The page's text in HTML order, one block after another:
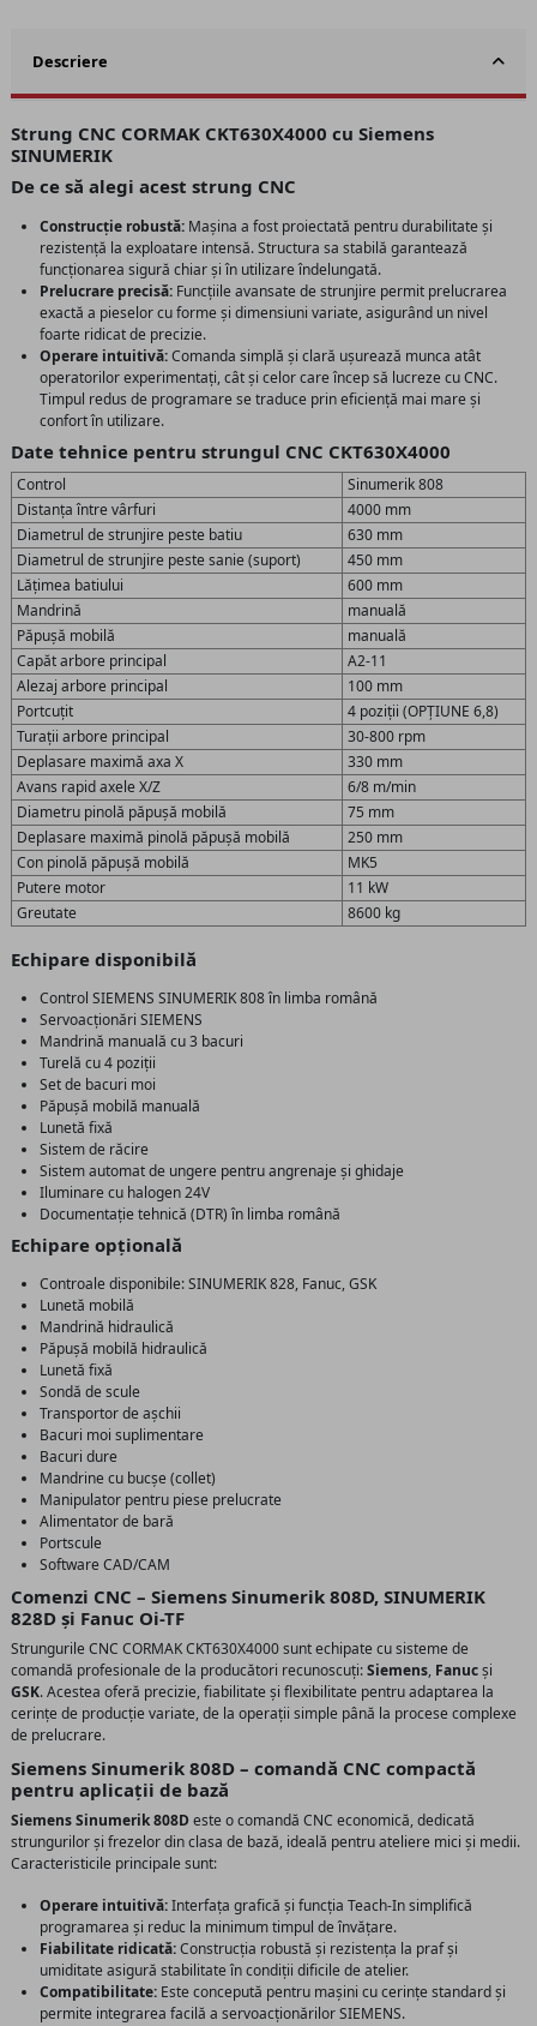
Descriere
Strung CNC CORMAK CKT630X4000 cu Siemens
SINUMERIK
De ce să alegi acest strung CNC
Construcție robustă: Mașina a fost proiectată pentru durabilitate și
rezistență la exploatare intensă. Structura sa stabilă garantează
funcționarea sigură chiar și în utilizare îndelungată.
Prelucrare precisă: Funcțiile avansate de strunjire permit prelucrarea
exactă a pieselor cu forme și dimensiuni variate, asigurând un nivel
foarte ridicat de precizie.
Operare intuitivă:Comanda simplă și clară ușurează munca atât
operatorilor experimentați, cât și celor care încep să lucreze cu CNC.
Timpul redus de programare se traduce prin eficiență mai mare și
confort în utilizare.
Date tehnice pentru strungul CNC CKT630X4000
Control
Sinumerik 808
Distanța între vârfuri
4000 mm
Diametrul de strunjire peste batiu
630 mm
Diametrul de strunjire peste sanie (suport)
450 mm
Lățimea batiului
600 mm
Mandrină
manuală
Păpușă mobilă
manuală
Capăt arbore principal
A2-11
Alezaj arbore principal
100 mm
Portcuțit
4 poziții (OPȚIUNE 6,8)
Turații arbore principal
30-800 rpm
Deplasare maximă axa X
330 mm
Avans rapid axele X/Z
6/8 m/min
Diametru pinolă păpușă mobilă
75 mm
Deplasare maximă pinolă păpușă mobilă
250 mm
Con pinolă păpușă mobilă
MK5
Putere motor
11 kW
Greutate
8600 kg
Echipare disponibilă
Control SIEMENS SINUMERIK 808 în limba română
Servoacționări SIEMENS
Mandrină manuală cu 3 bacuri
Turelă cu 4 poziții
Set de bacuri moi
Păpușă mobilă manuală
Lunetă fixă
Sistem de răcire
Sistem automat de ungere pentru angrenaje și ghidaje
Iluminare cu halogen 24V
Documentație tehnică (DTR) în limba română
Echipare opțională
Controale disponibile: SINUMERIK 828, Fanuc, GSK
Lunetă mobilă
Mandrină hidraulică
Păpușă mobilă hidraulică
Lunetă fixă
Sondă de scule
Transportor de așchii
Bacuri moi suplimentare
Bacuri dure
Mandrine cu bucșe (collet)
Manipulator pentru piese prelucrate
Alimentator de bară
Portscule
Software CAD/CAM
Comenzi CNC – Siemens Sinumerik 808D, SINUMERIK
828D și Fanuc Oi-TF
Strungurile CNC CORMAK CKT630X4000 sunt echipate cu sisteme de
comandă profesionale de la producători recunoscuți:Siemens, Fanucși
GSK. Acestea oferă precizie, fiabilitate și flexibilitate pentru adaptarea la
cerințe de producție variate, de la operații simple până la procese complexe
de prelucrare.
Siemens Sinumerik 808D – comandă CNC compactă
pentru aplicații de bază
Siemens Sinumerik 808Deste o comandă CNC economică, dedicată
strungurilor și frezelor din clasa de bază, ideală pentru ateliere mici și medii.
Caracteristicile principale sunt:
Operare intuitivă:Interfața grafică și funcția Teach-In simplifică
programarea și reduc la minimum timpul de învățare.
Fiabilitate ridicată:Construcția robustă și rezistența la praf și
umiditate asigură stabilitate în condiții dificile de atelier.
Compatibilitate: Este concepută pentru mașini cu cerințe standard și
permite integrarea facilă a servoacționărilor SIEMENS.